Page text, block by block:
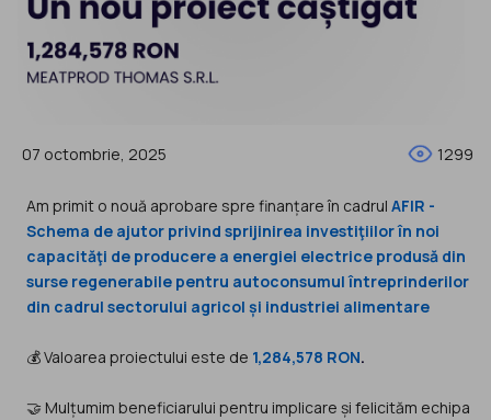
07 octombrie, 2025 1299
Am primit o nouă aprobare spre finanțare în cadrul AFIR -
Schema de ajutor privind sprijinirea investiţiilor în noi
capacităţi de producere a energiei electrice produsă din
surse regenerabile pentru autoconsumul întreprinderilor
din cadrul sectorului agricol și industriei alimentare
💰 Valoarea proiectului este de 1,284,578 RON.
🤝 Mulțumim beneficiarului pentru implicare și felicităm echipa